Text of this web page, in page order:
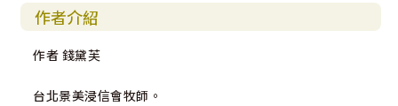
作者介紹
作者 錢黛芙
台北景美浸信會牧師。